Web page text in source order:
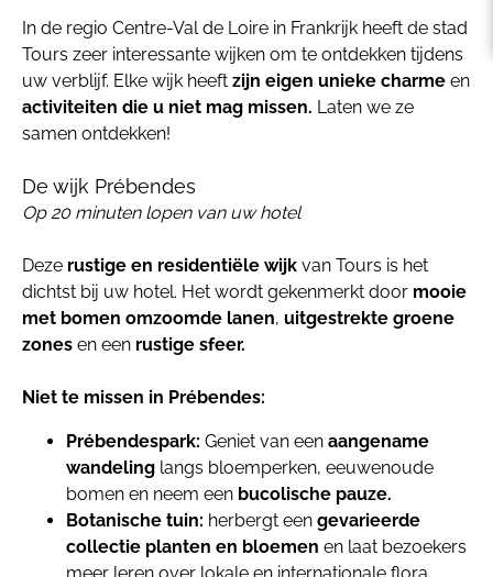
In de regio Centre-Val de Loire in Frankrijk heeft de stad
Tours zeer interessante wijken om te ontdekken tijdens
uw verblijf. Elke wijk heeft zijn eigen unieke charme en
activiteiten die u niet mag missen. Laten we ze
samen ontdekken!
De wijk Prébendes
Op 20 minuten lopen van uw hotel
Deze rustige en residentiële wijk van Tours is het
dichtst bij uw hotel. Het wordt gekenmerkt door mooie
met bomen omzoomde lanen, uitgestrekte groene
zones en een rustige sfeer.
Niet te missen in Prébendes:
Prébendespark: Geniet van een aangename
wandeling langs bloemperken, eeuwenoude
bomen en neem een bucolische pauze.
Botanische tuin: herbergt een gevarieerde
collectie planten en bloemen en laat bezoekers